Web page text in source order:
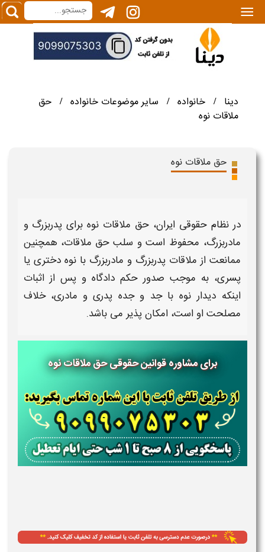
|||
دینا / خانواده / سایر موضوعات خانواده /
حق
ملاقات نوه
حق ملاقات نوه
در نظام حقوقی ایران، حق ملاقات نوه برای پدربزرگ و
مادربزرگ، محفوظ است و سلب حق ملاقات، همچنین
ممانعت از ملاقات پدربزرگ و مادربزرگ با نوه دختری یا
پسری، به موجب صدور حکم دادگاه و پس از اثبات
اینکه دیدار نوه با جد و جده پدری و مادری، خلاف
مصلحت او است، امکان پذیر می باشد.
برای مشاوره قوانین حقوقی حق ملاقات نوه